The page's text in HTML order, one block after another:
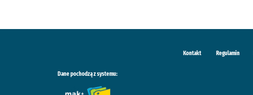
Kontakt Regulamin
Dane pochodzą z systemu: